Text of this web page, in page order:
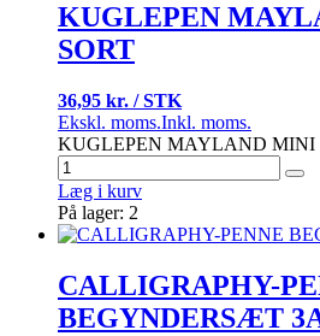
KUGLEPEN
SORT
36,95 kr. / STK
Ekskl. moms.Inkl. moms.
KUGLEPEN MAYLAND MINI
Læg i kurv
På lager: 2
CALLIGRAPHY-
BEGYNDERSÆT